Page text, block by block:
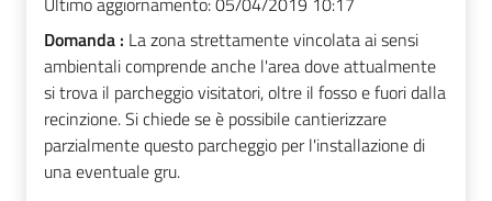
Domanda : La zona strettamente vincolata ai sensi
ambientali comprende anche l'area dove attualmente
si trova il parcheggio visitatori, oltre il fosso e fuori dalla
recinzione. Si chiede se è possibile cantierizzare
parzialmente questo parcheggio per l'installazione di
una eventuale gru.